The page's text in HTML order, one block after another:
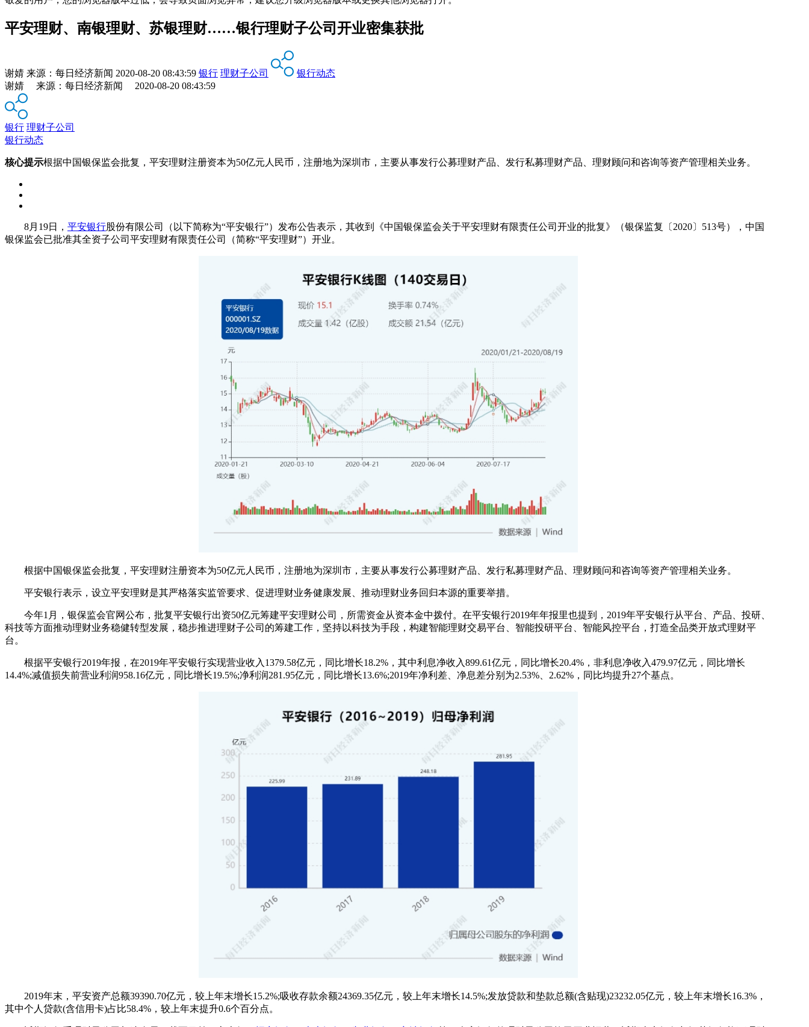
平安理财、南银理财、苏银理财……银行理财子公司开业密集获批
谢婧 来源： 每日经济新闻 2020-08-20 08:43:59 银行 理财子公司
银行动态
谢婧 来源：每日经济新闻 2020-08-20 08:43:59
银行 理财子公司
银行动态
核心提示根据中国银保监会批复，平安理财注册资本为50亿元人民币，注册地为深圳市，主要从事发行公募理财产品、发行私募理财产品、理财顾问和咨询等资产管理相关业务。
8月19日， 平安银行股份有限公司（以下简称为“平安银行”）发布公告表示，其收到《中国银保监会关于平安理财有限责任公司开业的批复》（银保监复〔2020〕513号），中国
银保监会已批准其全资子公司平安理财有限责任公司（简称“平安理财”）开业。
根据中国银保监会批复，平安理财注册资本为50亿元人民币，注册地为深圳市，主要从事发行公募理财产品、发行私募理财产品、理财顾问和咨询等资产管理相关业务。
平安银行表示，设立平安理财是其严格落实监管要求、促进理财业务健康发展、推动理财业务回归本源的重要举措。
今年1月，银保监会官网公布，批复平安银行出资50亿元筹建平安理财公司，所需资金从资本金中拨付。在平安银行2019年年报里也提到，2019年平安银行从平台、产品、投研、
科技等方面推动理财业务稳健转型发展，稳步推进理财子公司的筹建工作，坚持以科技为手段，构建智能理财交易平台、智能投研平台、智能风控平台，打造全品类开放式理财平
台。
根据平安银行2019年报，在2019年平安银行实现营业收入1379.58亿元，同比增长18.2%，其中利息净收入899.61亿元，同比增长20.4%，非利息净收入479.97亿元，同比增长
14.4%;减值损失前营业利润958.16亿元，同比增长19.5%;净利润281.95亿元，同比增长13.6%;2019年净利差、净息差分别为2.53%、2.62%，同比均提升27个基点。
2019年末，平安资产总额39390.70亿元，较上年末增长15.2%;吸收存款余额24369.35亿元，较上年末增长14.5%;发放贷款和垫款总额(含贴现)23232.05亿元，较上年末增长16.3%，
其中个人贷款(含信用卡)占比58.4%，较上年末提升0.6个百分点。